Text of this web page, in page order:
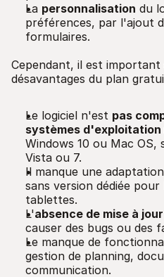
La personnalisation du
préférences, par l'ajout
formulaires.
Cependant, il est
désavantages du plan
Le logiciel n'est pas
systèmes
Windows 10 ou Mac OS,
Vista ou 7.
Il manque une
sans version dédiée
tablettes.
L'absence de mise à
causer des bugs ou des
Le manque de
gestion de planning,
communication.